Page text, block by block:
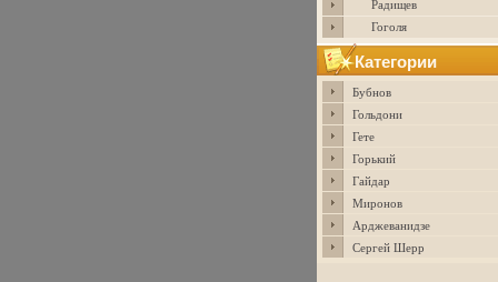
Радищев
Гоголя
Категории
Бубнов
Гольдони
Гете
Горький
Гайдар
Миронов
Арджеванидзе
Сергей Шерр